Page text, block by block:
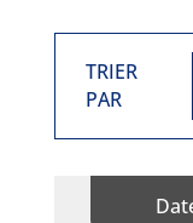
TRIER
PAR